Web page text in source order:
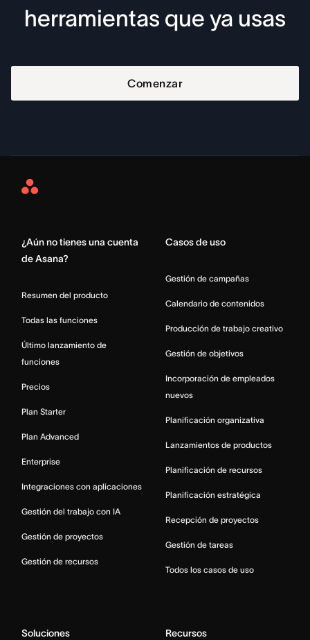
herramientas que ya usas
Comenzar
Asana
¿Aún no tienes una cuenta
de Asana?
Resumen del producto
Todas las funciones
Último lanzamiento de
funciones
Precios
Plan Starter
Plan Advanced
Enterprise
Integraciones con aplicaciones
Gestión del trabajo con IA
Gestión de proyectos
Gestión de recursos
Casos de uso
Gestión de campañas
Calendario de contenidos
Producción de trabajo creativo
Gestión de objetivos
Incorporación de empleados
nuevos
Planificación organizativa
Lanzamientos de productos
Planificación de recursos
Planificación estratégica
Recepción de proyectos
Gestión de tareas
Todos los casos de uso
Soluciones Recursos